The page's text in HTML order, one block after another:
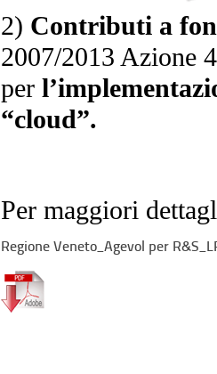
2) Contributi a
2007/2013 Azione
per
“cloud”.
Per maggiori
Regione Veneto_Agevo l per